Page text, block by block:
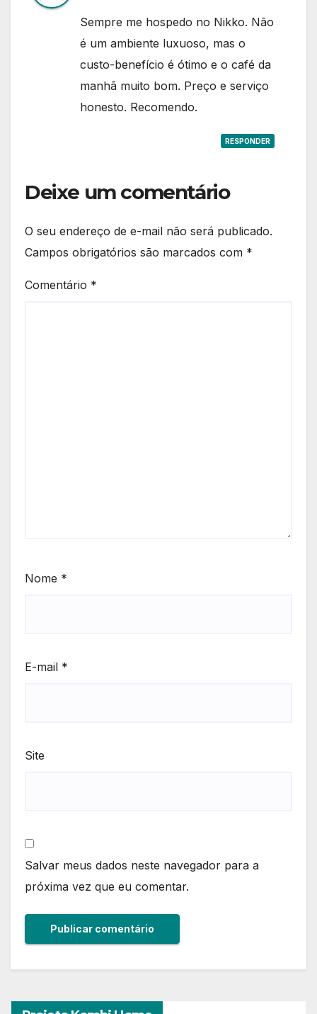
Sempre me hospedo no Nikko. Não
é um ambiente luxuoso, mas o
custo-benefício é ótimo e o café da
manhã muito bom. Preço e serviço
honesto. Recomendo.
RESPONDER
Deixe um comentário
O seu endereço de e-mail não será publicado.
Campos obrigatórios são marcados com *
Comentário *
Nome *
E-mail *
Site
Salvar meus dados neste navegador para a
próxima vez que eu comentar.